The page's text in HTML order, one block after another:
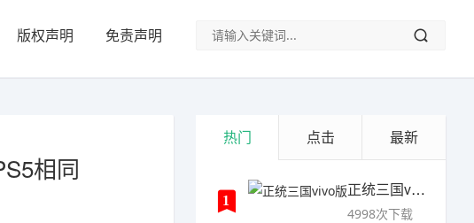
版权声明 免责声明
相同
热门 点击 最新
1
正统三国vivo版
4998次下载